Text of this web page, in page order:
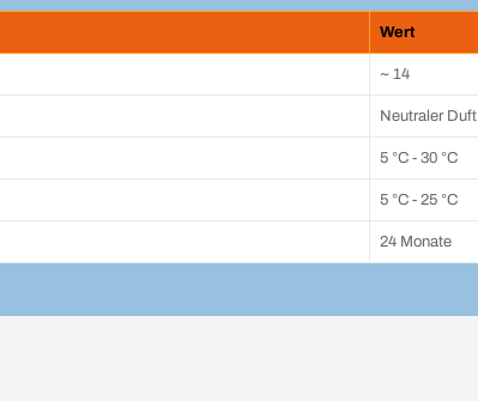
Wert
~ 14
Neutraler Duft
5 °C - 30 °C
5 °C - 25 °C
24 Monate